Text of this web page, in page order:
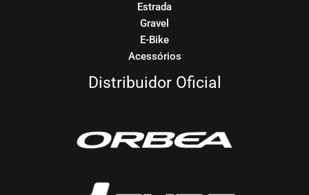
Estrada
Gravel
E-Bike
Acessórios
Distribuidor Oficial